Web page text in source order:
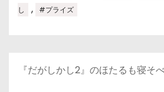
し
, #プライズ
『だがしかし2』のほたるも寝そ